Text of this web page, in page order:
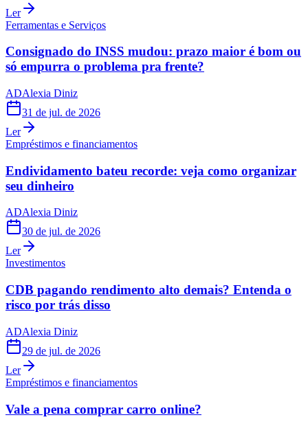
Ler
Ferramentas e Serviços
Consignado do INSS mudou: prazo maior é bom ou
só empurra o problema pra frente?
ADAlexia Diniz
31 de jul. de 2026
Ler
Empréstimos e financiamentos
Endividamento bateu recorde: veja como organizar
seu dinheiro
ADAlexia Diniz
30 de jul. de 2026
Ler
Investimentos
CDB pagando rendimento alto demais? Entenda o
risco por trás disso
ADAlexia Diniz
29 de jul. de 2026
Ler
Empréstimos e financiamentos
Vale a pena comprar carro online?